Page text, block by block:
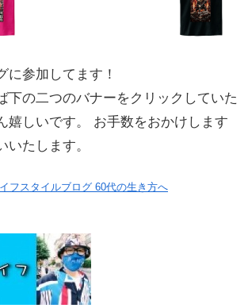
に参加してます！
下の二つのバナーをクリックしていた
嬉しいです。 お手数をおかけします
いたします。